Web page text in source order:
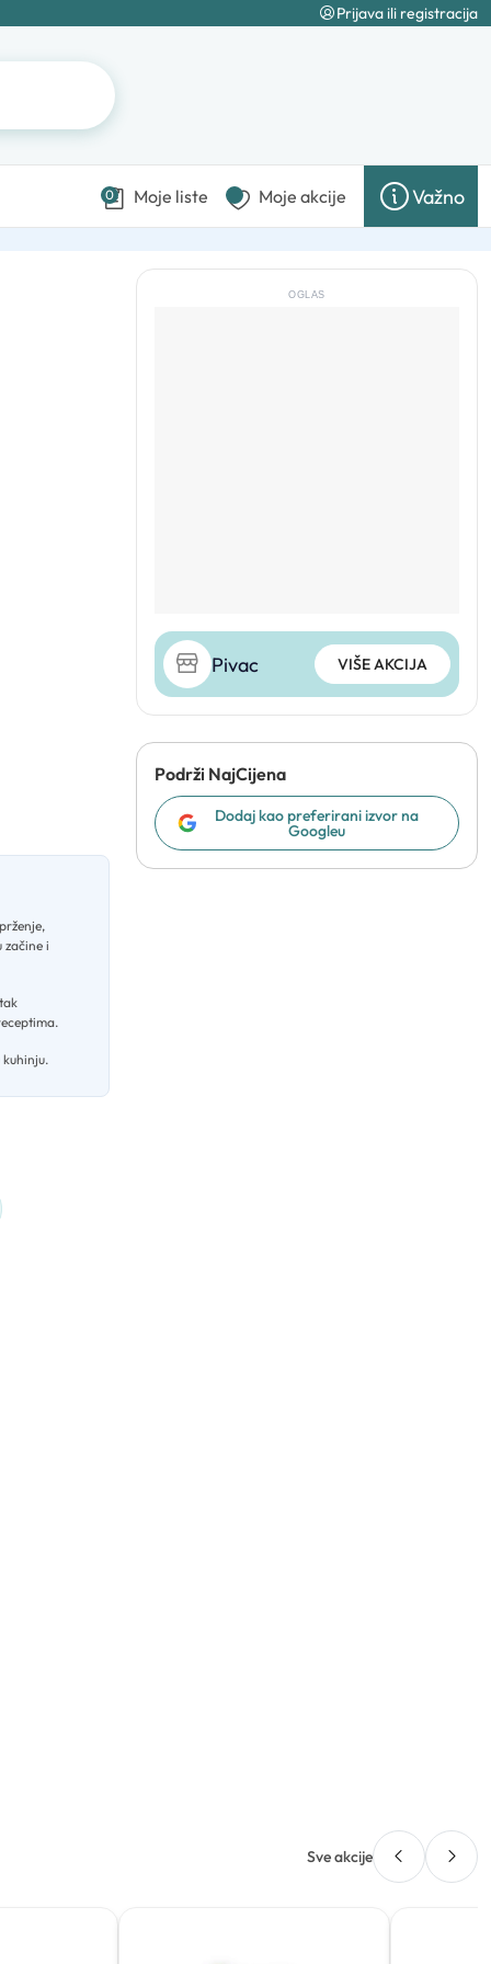
Prijava ili registracija
0 Moje liste Moje akcije Važno
začine i
.
OGLAS
Pivac VIŠE AKCIJA
Podrži NajCijena
Dodaj kao preferirani izvor na
Googleu
Sve akcije